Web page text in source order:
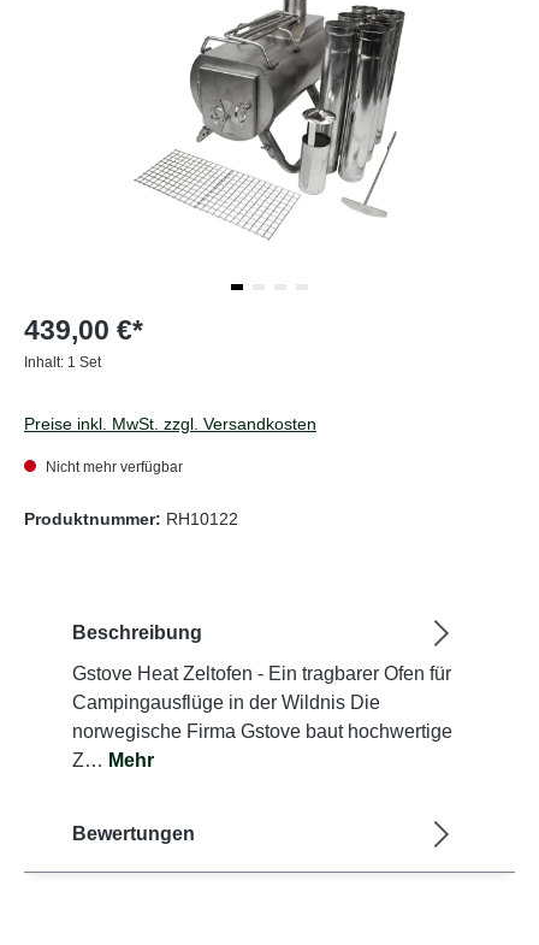
439,00 €*
Inhalt: 1 Set
Preise inkl. MwSt. zzgl. Versandkosten
Nicht mehr verfügbar
Produktnummer: RH10122
Beschreibung
Gstove Heat Zeltofen - Ein tragbarer Ofen für
Campingausflüge in der Wildnis Die
norwegische Firma Gstove baut hochwertige
Z… Mehr
Bewertungen